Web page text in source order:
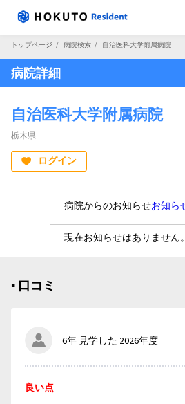
トップページ / 病院検索 / 自治医科大学附属病院
病院詳細
自治医科大学附属病院
栃木県
ログイン
病院からのお知らせお知ら
現在お知らせはありません。
▪︎ 口コミ
6年 見学した 2026年度
良い点